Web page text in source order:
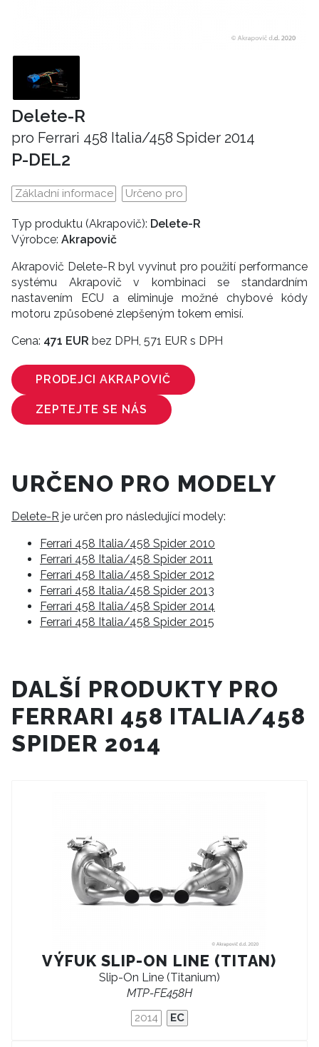
Delete-R
pro Ferrari 458 Italia/458 Spider 2014
P-DEL2
Základní informace Určeno pro
Typ produktu (Akrapovič): Delete-R
Výrobce: Akrapovič
Akrapovič Delete-R byl vyvinut pro použití performance
systému Akrapovič v kombinaci se standardním
nastavením ECU a eliminuje možné chybové kódy
motoru způsobené zlepšeným tokem emisí.
Cena: 471 EUR bez DPH, 571 EUR s DPH
PRODEJCI AKRAPOVIČ
ZEPTEJTE SE NÁS
URČENO PRO MODELY
Delete-R je určen pro následující modely:
Ferrari 458 Italia/458 Spider 2010
Ferrari 458 Italia/458 Spider 2011
Ferrari 458 Italia/458 Spider 2012
Ferrari 458 Italia/458 Spider 2013
Ferrari 458 Italia/458 Spider 2014
Ferrari 458 Italia/458 Spider 2015
DALŠÍ PRODUKTY PRO
FERRARI 458 ITALIA/458
SPIDER 2014
VÝFUK SLIP-ON LINE (TITAN)
Slip-On Line (Titanium)
MTP-FE458H
2014 EC